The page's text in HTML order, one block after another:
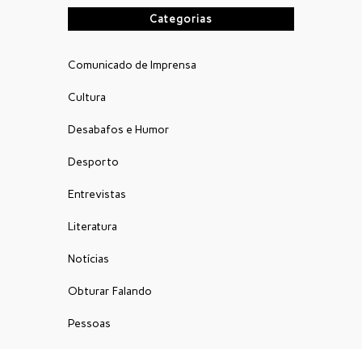
Categorias
Comunicado de Imprensa
Cultura
Desabafos e Humor
Desporto
Entrevistas
Literatura
Notícias
Obturar Falando
Pessoas